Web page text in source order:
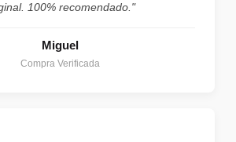
100% recomendado."
Miguel
Compra Verificada